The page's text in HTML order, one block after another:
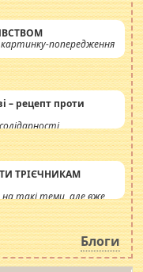
картинку-попередження
– рецепт проти
ТРІЄЧНИКАМ
на такі теми, але вже
інсенуації
Штучно
катастрофа.
Блоги